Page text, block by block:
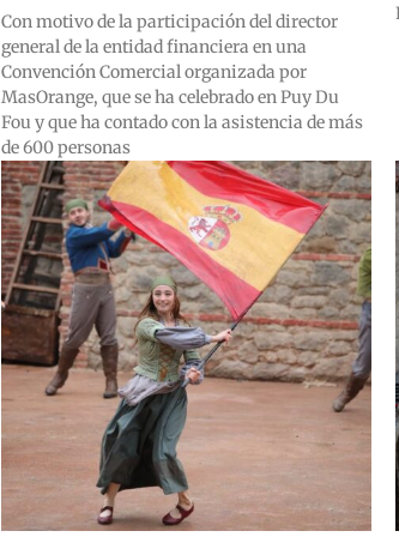
Con motivo de la participación del director
general de la entidad financiera en una
Convención Comercial organizada por
MasOrange, que se ha celebrado en Puy Du
Fou y que ha contado con la asistencia de más
de 600 personas